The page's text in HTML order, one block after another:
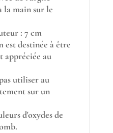
la main sur le
: 7 cm
est destinée à être
appréciée au
utiliser au
sur un
d'oxydes de